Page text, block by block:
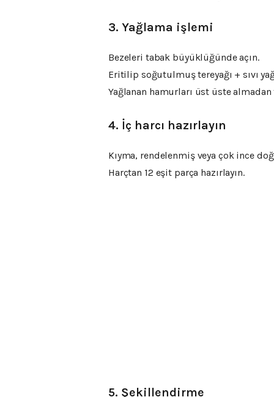
3. Yağlama işlemi
Bezeleri tabak büyüklüğünde açın.
Eritilip soğutulmuş tereyağı + sıvı
Yağlanan hamurları üst üste
4. İç harcı hazırlayın
Kıyma, rendelenmiş veya çok ince
Harçtan 12 eşit parça hazırlayın.
5. Şekillendirme